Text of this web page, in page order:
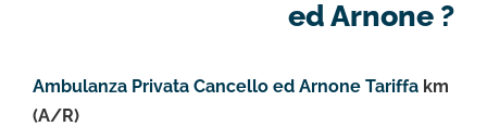
ed Arnone ?
Ambulanza Privata Cancello ed Arnone Tariffa km
(A/R)